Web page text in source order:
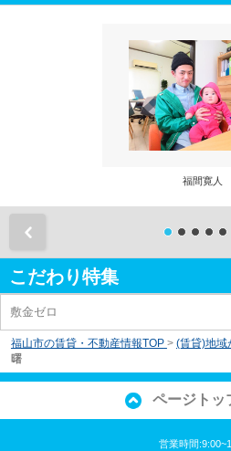
福間寛人
こだわり特集
敷金ゼロ
福山市の賃貸・不動産情報TOP > (賃貸)地域
曙
ページトッ
営業時間